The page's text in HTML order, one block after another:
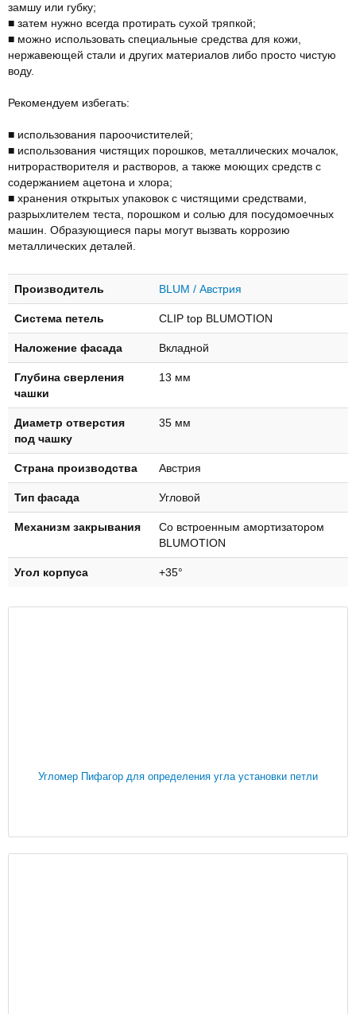
замшу или губку;
■ затем нужно всегда протирать сухой тряпкой;
■ можно использовать специальные средства для кожи,
нержавеющей стали и других материалов либо просто чистую
воду.
Рекомендуем избегать:
■ использования пароочистителей;
■ использования чистящих порошков, металлических мочалок,
нитрорастворителя и растворов, а также моющих средств с
содержанием ацетона и хлора;
■ хранения открытых упаковок с чистящими средствами,
разрыхлителем теста, порошком и солью для посудомоечных
машин. Образующиеся пары могут вызвать коррозию
металлических деталей.
Производитель BLUM / Австрия
Система петель CLIP top BLUMOTION
Наложение фасада Вкладной
Глубинa свeрлeния
чашки
13 мм
Диаметр отверстия
под чашку
35 мм
Страна производства Австрия
Тип фасада Угловой
Механизм закрывания
Со встроенным амортизатором
BLUMOTION
Угол корпуса +35°
Угломер Пифагор для определения угла установки петли